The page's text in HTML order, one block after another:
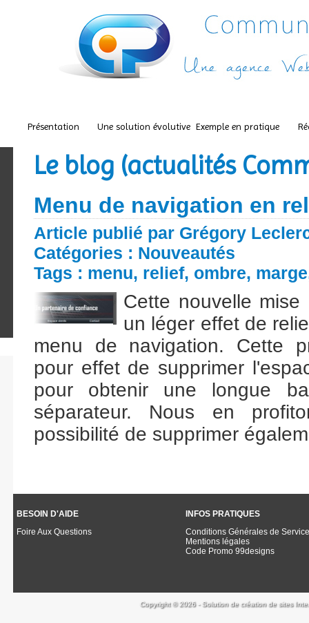
Présentation Une solution évolutive Exemple en pratique
Le blog (actualités
Menu de navigation en
Article publié par Grégory
Catégories : Nouveautés
Tags : menu, relief, ombre, marge
Cette nouvelle
un léger effet de
menu de navigation. Cette
pour effet de supprimer
pour obtenir une longue
séparateur. Nous en
possibilité de supprimer
BESOIN D'AIDE
Foire Aux Questions
INFOS PRATIQUES
Conditions Générales de
Mentions légales
Code Promo 99designs
Copyright © 2026 - Solution de création de sites